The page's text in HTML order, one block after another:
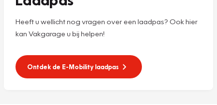
Heeft u wellicht nog vragen over een laadpas? Ook hier
kan Vakgarage u bij helpen!
Ontdek de E-Mobility laadpas